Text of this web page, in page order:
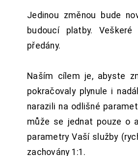
Jedinou změnou bude
budoucí platby.
předány.
Naším cílem je, abyste
pokračovaly plynule i
narazili na odlišné
může se jednat pouze o
parametry Vaší služby
zachovány 1:1.